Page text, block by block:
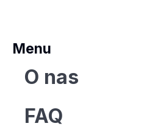
Menu
O nas
FAQ